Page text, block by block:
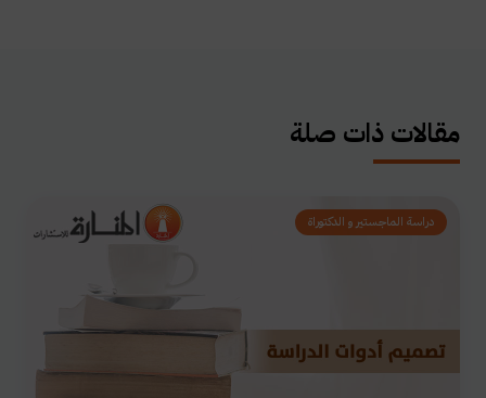
مقالات ذات صلة
دراسة الماجستير و الدكتوراة